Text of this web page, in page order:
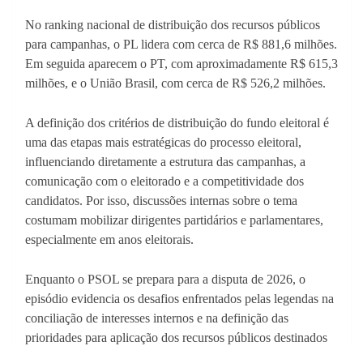
No ranking nacional de distribuição dos recursos públicos
para campanhas, o PL lidera com cerca de R$ 881,6 milhões.
Em seguida aparecem o PT, com aproximadamente R$ 615,3
milhões, e o União Brasil, com cerca de R$ 526,2 milhões.
A definição dos critérios de distribuição do fundo eleitoral é
uma das etapas mais estratégicas do processo eleitoral,
influenciando diretamente a estrutura das campanhas, a
comunicação com o eleitorado e a competitividade dos
candidatos. Por isso, discussões internas sobre o tema
costumam mobilizar dirigentes partidários e parlamentares,
especialmente em anos eleitorais.
Enquanto o PSOL se prepara para a disputa de 2026, o
episódio evidencia os desafios enfrentados pelas legendas na
conciliação de interesses internos e na definição das
prioridades para aplicação dos recursos públicos destinados